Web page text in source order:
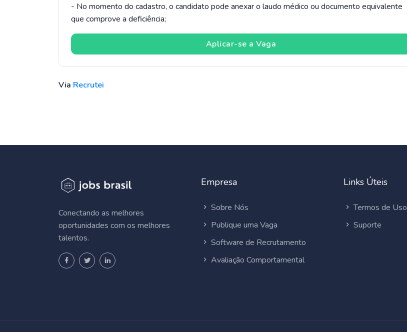
- No momento do cadastro, o candidato pode anexar o laudo médico ou documento equivalente
que comprove a deficiência;
Aplicar-se a Vaga
Via Recrutei
Conectando as melhores
oportunidades com os melhores
talentos.
Empresa
Sobre Nós
Publique uma Vaga
Software de Recrutamento
Avaliação Comportamental
Links Úteis
Termos de Uso
Suporte